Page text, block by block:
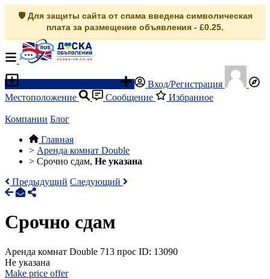
🛡️ Для защиты сайта от спама введена символическая
плата за размещение объявления - £0.25.
Вход/Регистрация
Местоположение
Сообщение Избранное
Компании Блог
Главная
> Аренда комнат Double
> Срочно сдам, Не указана
Предыдущий Следующий
Срочно сдам
Аренда комнат Double 713 прос ID: 13090
Не указана
Make price offer